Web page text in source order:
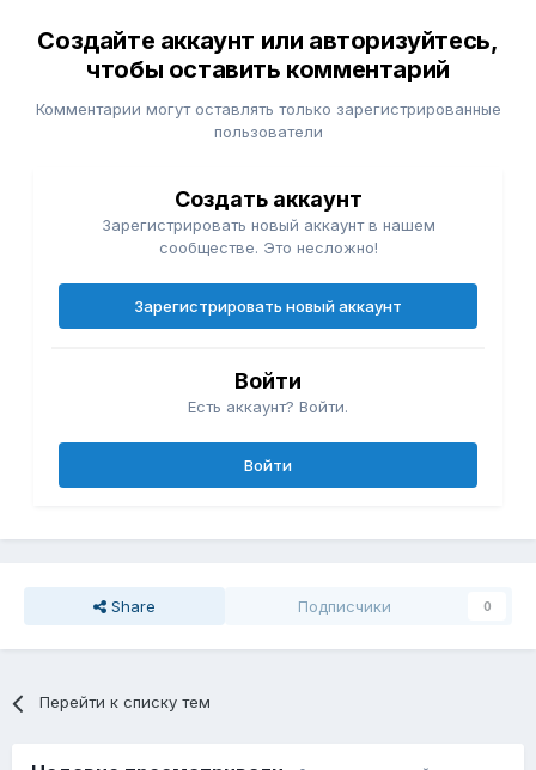
Создайте аккаунт или авторизуйтесь,
чтобы оставить комментарий
Комментарии могут оставлять только зарегистрированные
пользователи
Создать аккаунт
Зарегистрировать новый аккаунт в нашем
сообществе. Это несложно!
Зарегистрировать новый аккаунт
Войти
Есть аккаунт? Войти.
Войти
Share Подписчики 0
Перейти к списку тем